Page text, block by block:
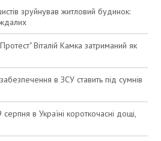
зруйнував житловий будинок:
Віталій Камка затриманий як
в ЗСУ ставить під сумнів
в Україні короткочасні дощі,